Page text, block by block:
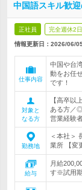
中国語スキル歓
正社員 完全週休2
情報更新日：2026/06/
仕事内容
中国や台
動をお任
です！
対象と
なる方
【高卒
ある方／
営業経験
勤務地
＜本社＞
業所 【変
給与
月給
す※試用期